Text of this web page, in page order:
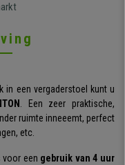
in een vergaderstoel kunt u
. Een zeer praktische,
ruimte inneeemt, perfect
etc.
een gebruik van 4 uur